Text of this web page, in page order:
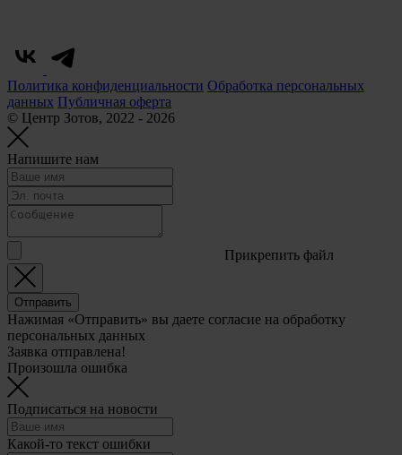
Политика конфиденциальности Обработка персональных
данных Публичная оферта
© Центр Зотов, 2022 - 2026
Напишите нам
Прикрепить файл
Отправить
Нажимая «Отправить» вы даете согласие на обработку
персональных данных
Заявка отправлена!
Произошла ошибка
Подписаться на новости
Какой-то текст ошибки